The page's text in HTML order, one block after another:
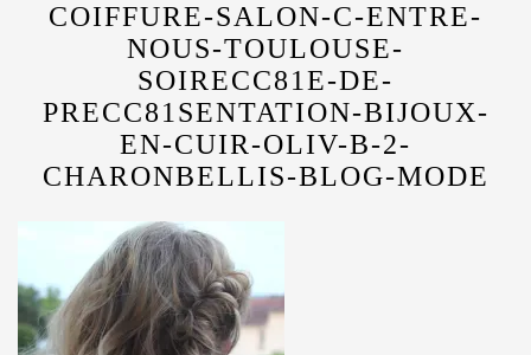
COIFFURE-SALON-C-ENTRE-
NOUS-TOULOUSE-
SOIRECC81E-DE-
PRECC81SENTATION-BIJOUX-
EN-CUIR-OLIV-B-2-
CHARONBELLIS-BLOG-MODE